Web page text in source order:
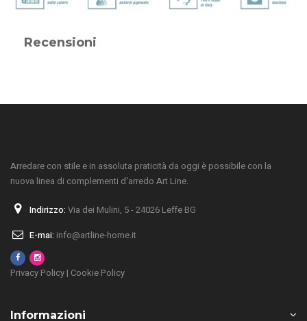
Recensioni
Arredare con stile e in assoluta praticità da oggi è possibile con la
nuova linea di complementi d'arredo Art Line.
Indirizzo: Via dei Mulini, 5 - 24026 Leffe BG
E-mai: info@artline-home.it
Privacy Policy | Cookie Policy
Informazioni